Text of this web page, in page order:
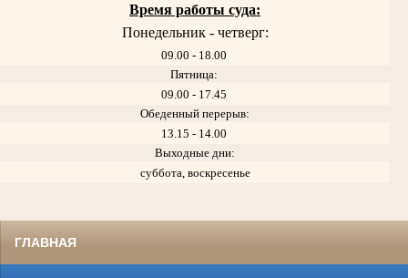
Время работы суда:
Понедельник - четверг:
09.00 - 18.00
Пятница:
09.00 - 17.45
Обеденный перерыв:
13.15 - 14.00
Выходные дни:
суббота, воскресенье
ГЛАВНАЯ